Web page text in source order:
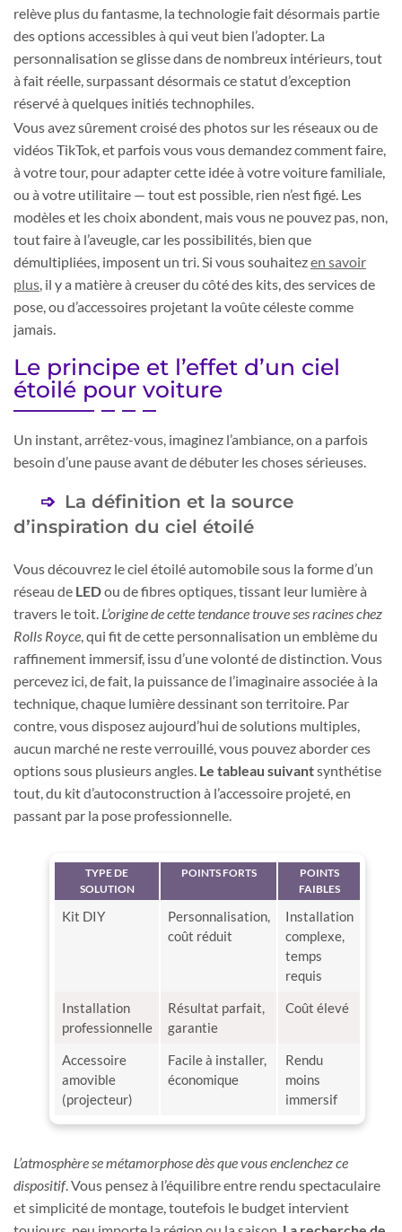
relève plus du fantasme, la technologie fait désormais partie
des options accessibles à qui veut bien l’adopter. La
personnalisation se glisse dans de nombreux intérieurs, tout
à fait réelle, surpassant désormais ce statut d’exception
réservé à quelques initiés technophiles.
Vous avez sûrement croisé des photos sur les réseaux ou de
vidéos TikTok, et parfois vous vous demandez comment faire,
à votre tour, pour adapter cette idée à votre voiture familiale,
ou à votre utilitaire — tout est possible, rien n’est figé. Les
modèles et les choix abondent, mais vous ne pouvez pas, non,
tout faire à l’aveugle, car les possibilités, bien que
démultipliées, imposent un tri. Si vous souhaitezen savoir
plus, il y a matière à creuser du côté des kits, des services de
pose, ou d’accessoires projetant la voûte céleste comme
jamais.
Le principe et l’effet d’un ciel
étoilé pour voiture
Un instant, arrêtez-vous, imaginez l’ambiance, on a parfois
besoin d’une pause avant de débuter les choses sérieuses.
La définition et la source
d’inspiration du ciel étoilé
Vous découvrez le ciel étoilé automobile sous la forme d’un
réseau de LEDou de fibres optiques, tissant leur lumière à
travers le toit. L’origine de cette tendance trouve ses racines chez
Rolls Royce, qui fit de cette personnalisation un emblème du
raffinement immersif, issu d’une volonté de distinction. Vous
percevez ici, de fait, la puissance de l’imaginaire associée à la
technique, chaque lumière dessinant son territoire. Par
contre, vous disposez aujourd’hui de solutions multiples,
aucun marché ne reste verrouillé, vous pouvez aborder ces
options sous plusieurs angles. Le tableau suivantsynthétise
tout, du kit d’autoconstruction à l’accessoire projeté, en
passant par la pose professionnelle.
TYPE DE
SOLUTION
POINTS FORTS
POINTS
FAIBLES
Kit DIY
Personnalisation,
coût réduit
Installation
complexe,
temps
requis
Installation
professionnelle
Résultat parfait,
garantie
Coût élevé
Accessoire
amovible
(projecteur)
Facile à installer,
économique
Rendu
moins
immersif
L’atmosphère se métamorphose dès que vous enclenchez ce
dispositif. Vous pensez à l’équilibre entre rendu spectaculaire
et simplicité de montage, toutefois le budget intervient